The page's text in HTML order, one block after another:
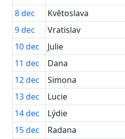
8dec
Květoslava
9dec
Vratislav
10dec
Julie
11 dec
Dana
12dec
Simona
13dec
Lucie
14dec
Lýdie
15dec
Radana